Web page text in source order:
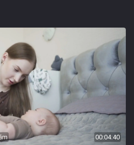
00:04:40